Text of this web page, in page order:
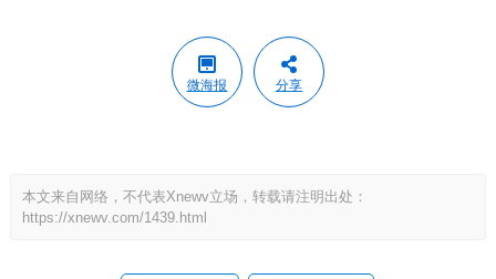
微海报 分享
本文来自网络，不代表Xnewv立场，转载请注明出处：
https://xnewv.com/1439.html